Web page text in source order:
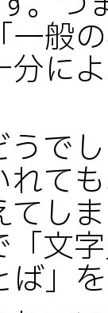
一般
分に
うで
れて
てし
「文
」